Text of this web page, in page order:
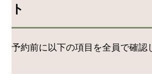
ト
予約前に以下の項目を全員で確認